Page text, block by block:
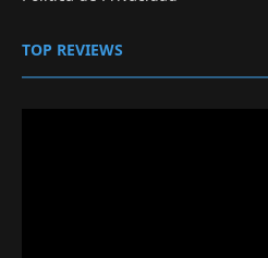
TOP REVIEWS